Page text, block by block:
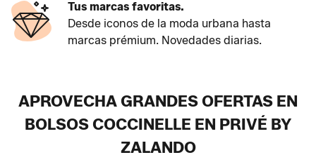
Tus marcas favoritas.
Desde iconos de la moda urbana hasta
marcas prémium. Novedades diarias.
APROVECHA GRANDES OFERTAS EN
BOLSOS COCCINELLE EN PRIVÉ BY
ZALANDO